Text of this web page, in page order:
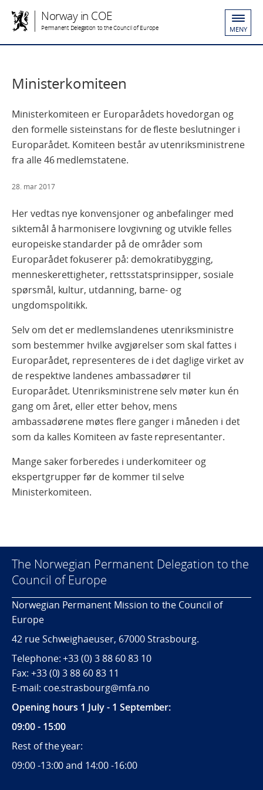
Norway in COE
Permanent Delegation to the Council of Europe MENY
Ministerkomiteen
Ministerkomiteen er Europarådets hovedorgan og
den formelle sisteinstans for de fleste beslutninger i
Europarådet. Komiteen består av utenriksministrene
fra alle 46 medlemstatene.
28. mar 2017
Her vedtas nye konvensjoner og anbefalinger med
siktemål å harmonisere lovgivning og utvikle felles
europeiske standarder på de områder som
Europarådet fokuserer på: demokratibygging,
menneskerettigheter, rettsstatsprinsipper, sosiale
spørsmål, kultur, utdanning, barne- og
ungdomspolitikk.
Selv om det er medlemslandenes utenriksministre
som bestemmer hvilke avgjørelser som skal fattes i
Europarådet, representeres de i det daglige virket av
de respektive landenes ambassadører til
Europarådet. Utenriksministrene selv møter kun én
gang om året, eller etter behov, mens
ambassadørene møtes flere ganger i måneden i det
som da kalles Komiteen av faste representanter.
Mange saker forberedes i underkomiteer og
ekspertgrupper før de kommer til selve
Ministerkomiteen.
The Norwegian Permanent Delegation to the
Council of Europe
Norwegian Permanent Mission to the Council of
Europe
42 rue Schweighaeuser, 67000 Strasbourg.
Telephone: +33 (0) 3 88 60 83 10
Fax: +33 (0) 3 88 60 83 11
E-mail: coe.strasbourg@mfa.no
Opening hours 1 July - 1 September:
09:00 - 15:00
Rest of the year:
09:00 -13:00 and 14:00 -16:00